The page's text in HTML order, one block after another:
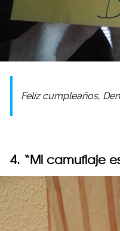
Feliz cumpleaños,
4. “Mi camuflaje